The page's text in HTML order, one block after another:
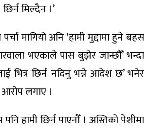
मिल्दैन ।’
मागियो अनि ‘हामी मुद्दामा हुने बहस
भएकाले पास बुझेर जान्छौँ’ भन्दा
भित्र छिर्न नदिनु भन्ने आदेश छ’ भनेर
लगाए ।
पनि हामी छिर्न पाएनौँ । अस्तिको पेशीमा